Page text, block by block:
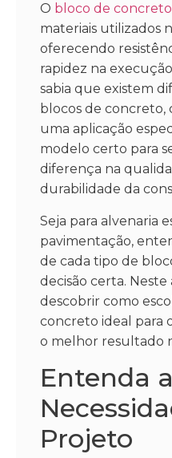
O bloco de concreto
materiais utilizados
oferecendo
rapidez na
sabia que existem
blocos de concreto,
uma aplicação
modelo certo para
diferença na
durabilidade da
Seja para alvenaria
pavimentação,
de cada tipo de
decisão certa. Neste
descobrir como
concreto ideal para
o melhor resultado
Entenda
Projeto